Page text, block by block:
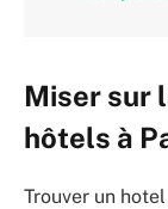
Miser sur
hôtels à
Trouver un